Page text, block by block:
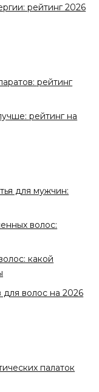
рейтинг 2026
рейтинг
рейтинг на
для мужчин:
волос:
какой
волос на 2026
палаток